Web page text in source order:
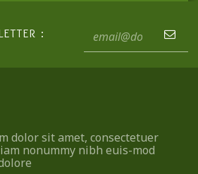
:
dolor sit amet, consectetuer
nonummy nibh euis-mod